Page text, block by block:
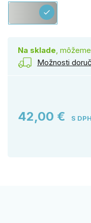
Šedá
check
Na sklade ,
Možnosti
42,00 € S DPH